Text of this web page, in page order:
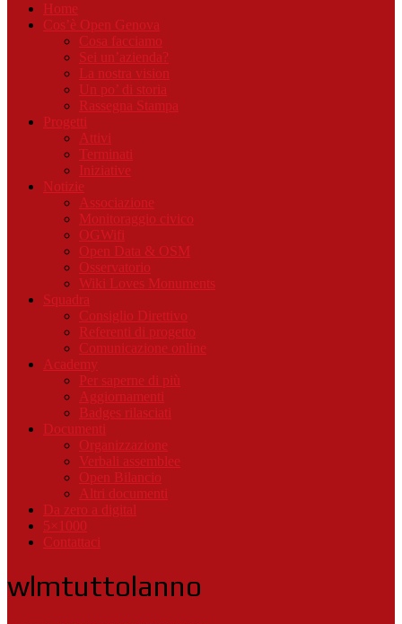
Home
Cos’è Open Genova
Cosa facciamo
Sei un’azienda?
La nostra vision
Un po’ di storia
Rassegna Stampa
Progetti
Attivi
Terminati
Iniziative
Notizie
Associazione
Monitoraggio civico
OGWifi
Open Data & OSM
Osservatorio
Wiki Loves Monuments
Squadra
Consiglio Direttivo
Referenti di progetto
Comunicazione online
Academy
Per saperne di più
Aggiornamenti
Badges rilasciati
Documenti
Organizzazione
Verbali assemblee
Open Bilancio
Altri documenti
Da zero a digital
5×1000
Contattaci
wlmtuttolanno